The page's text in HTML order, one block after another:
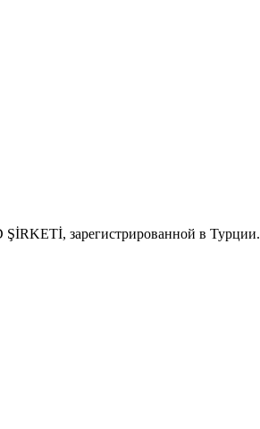
зарегистрированной в Турции.